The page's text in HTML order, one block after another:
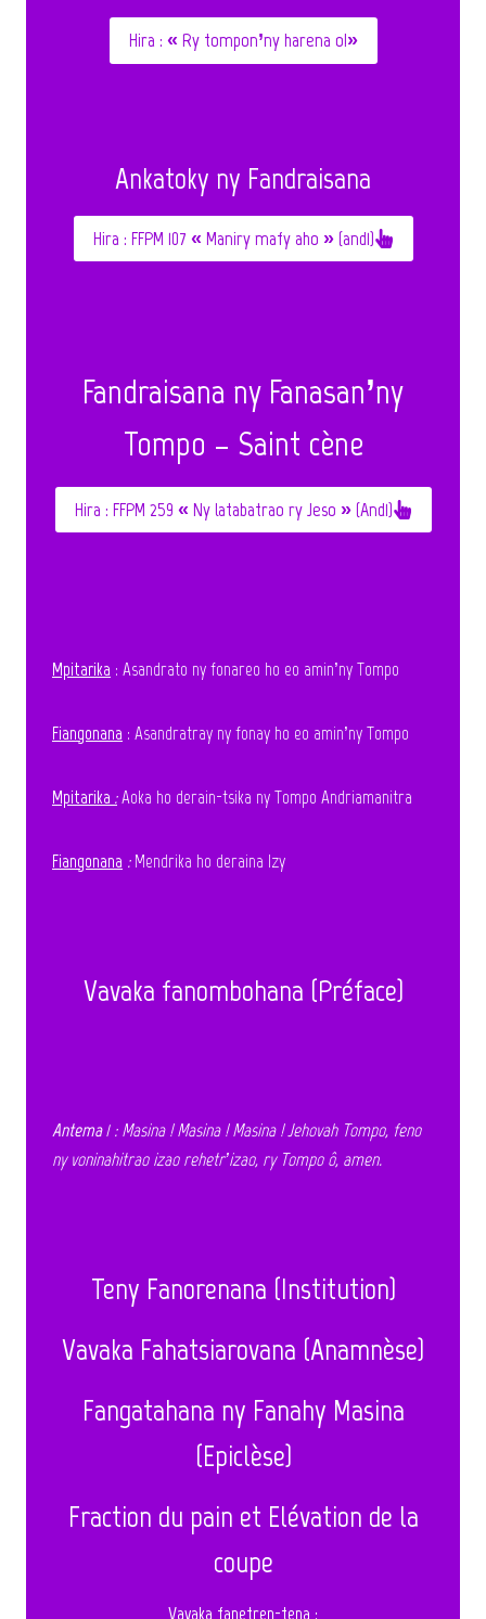
Hira : « Ry tompon’ny harena o!»
Ankatoky ny Fandraisana
Hira : FFPM 107 « Maniry mafy aho » (and1)
Fandraisana ny Fanasan’ny
Tompo – Saint cène
Hira : FFPM 259 « Ny latabatrao ry Jeso » (And1)
Mpitarika : Asandrato ny fonareo ho eo amin’ny Tompo
Fiangonana : Asandratray ny fonay ho eo amin’ny Tompo
Mpitarika :Aoka ho derain-tsika ny Tompo Andriamanitra
Fiangonana :Mendrika ho deraina Izy
Vavaka fanombohana (Préface)
Antema1 : Masina ! Masina ! Masina ! Jehovah Tompo, feno
ny voninahitrao izao rehetr’izao, ry Tompo ô, amen.
Teny Fanorenana (Institution)
Vavaka Fahatsiarovana (Anamnèse)
Fangatahana ny Fanahy Masina
(Epiclèse)
Fraction du pain et Elévation de la
coupe
Vavaka fanetren-tena :